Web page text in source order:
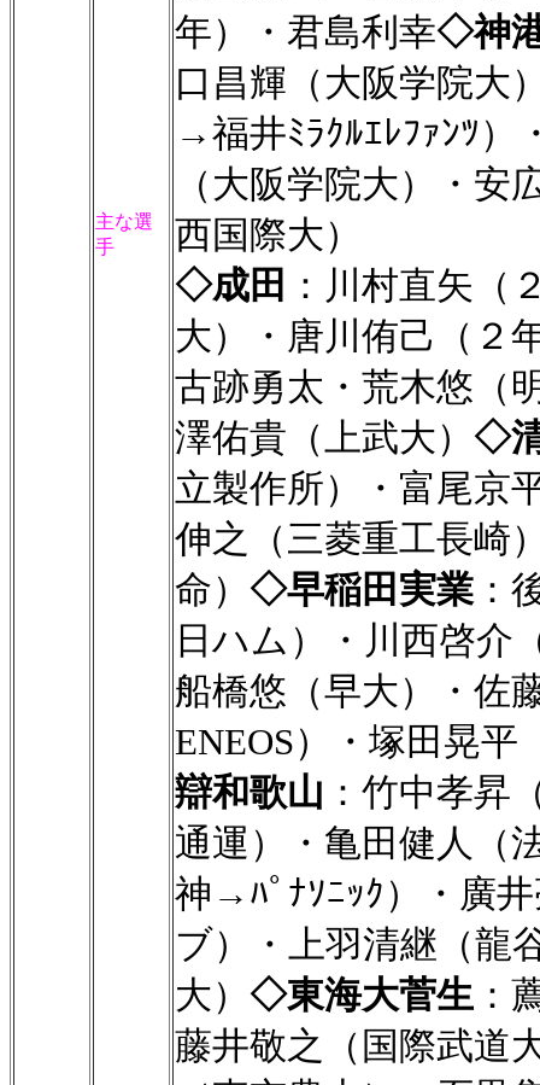
主な選
手
年）・君島利幸◇神
口昌輝（大阪学院大
→福井ﾐﾗｸﾙｴﾚﾌｧﾝﾂ）
（大阪学院大）・
西国際大）
◇成田 ：川村直矢（
大）・唐川侑己（２
古跡勇太・荒木悠（
澤佑貴（上武大） ◇
立製作所）・富尾京
伸之（三菱重工長崎
命） ◇早稲田実業 ：
日ハム）・川西啓介
船橋悠（早大）・佐
ENEOS）・塚田晃
辯和歌山 ：竹中孝昇
通運）・亀田健人（
神→ﾊﾟﾅｿﾆｯｸ）・廣
ブ）・上羽清継（龍
大） ◇東海大菅生 ：
藤井敬之（国際武道